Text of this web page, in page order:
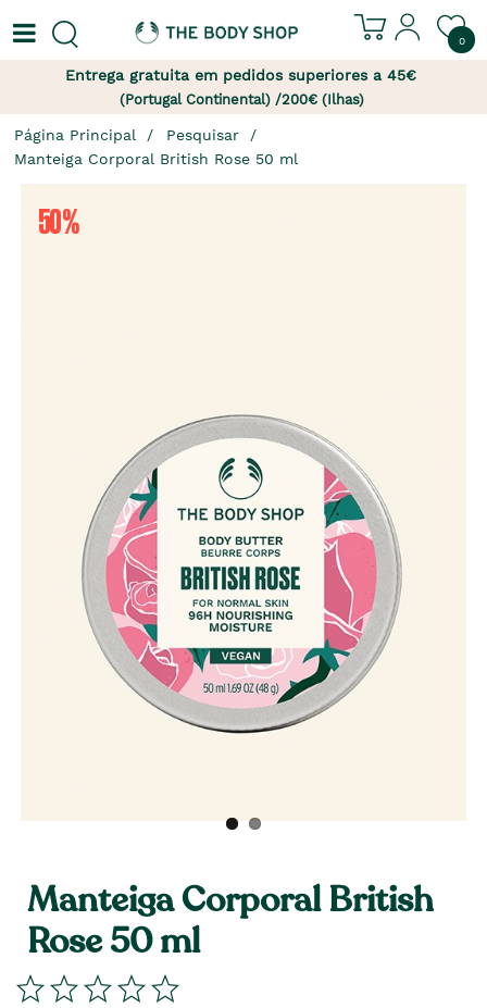
0
Entrega gratuita em pedidos superiores a 45€
(Portugal Continental) /200€ (Ilhas)
Página Principal
Pesquisar
Manteiga Corporal British Rose 50 ml
Manteiga Corporal British
Rose 50 ml